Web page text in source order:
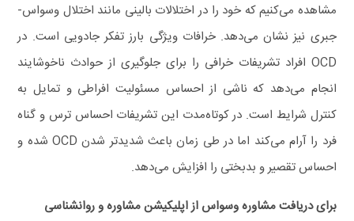
مشاهده می‌کنیم که خود را در اختلالات بالینی مانند اختلال وسواس-
جبری نیز نشان می‌دهد. خرافات ویژگی بارز تفکر جادویی است. در
OCD افراد تشریفات خرافی را برای جلوگیری از حوادث ناخوشایند
انجام می‌دهد که ناشی از احساس مسئولیت افراطی و تمایل به
کنترل شرایط است. در کوتاه‌مدت این تشریفات احساس ترس و گناه
فرد را آرام می‌کند اما در طی زمان باعث شدیدتر شدن OCD شده و
احساس تقصیر و بدبختی را افزایش می‌دهد.
برای دریافت مشاوره وسواس از اپلیکیشن مشاوره و روانشناسی